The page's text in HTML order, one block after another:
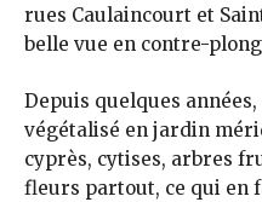
rues Caulaincourt et
belle vue en contre-
Depuis quelques
végétalisé en jardin
cyprès, cytises, arbres
fleurs partout, ce qui en